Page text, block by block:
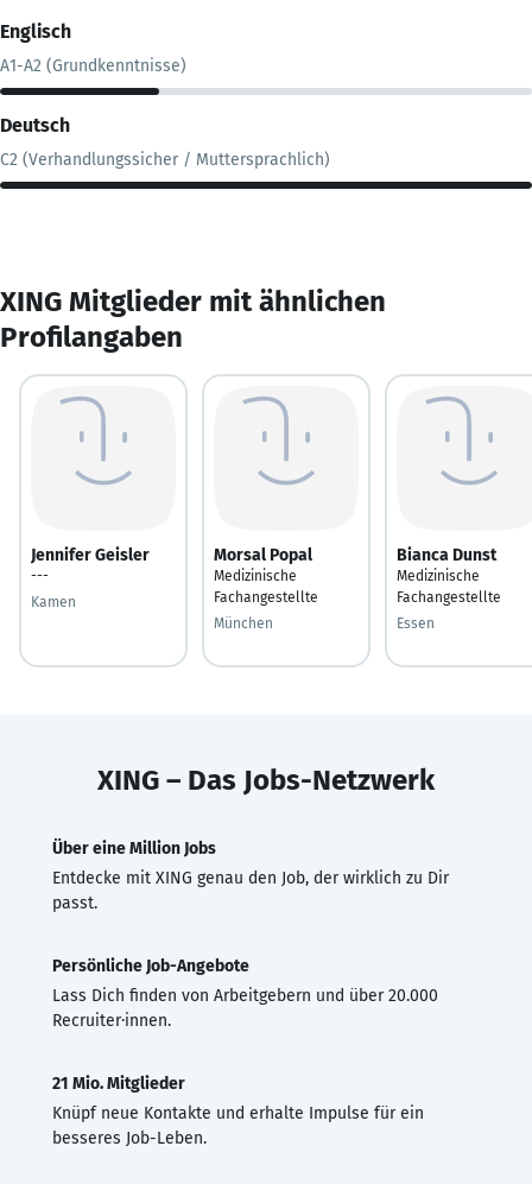
Englisch
A1-A2 (Grundkenntnisse)
Deutsch
C2 (Verhandlungssicher / Muttersprachlich)
XING Mitglieder mit ähnlichen
Profilangaben
Jennifer Geisler
---
Kamen
Morsal Popal
Medizinische
Fachangestellte
München
Bianca Dunst
Medizinische
Fachangestellte
Essen
XING – Das Jobs-Netzwerk
Über eine Million Jobs
Entdecke mit XING genau den Job, der wirklich zu Dir
passt.
Persönliche Job-Angebote
Lass Dich finden von Arbeitgebern und über 20.000
Recruiter·innen.
21 Mio. Mitglieder
Knüpf neue Kontakte und erhalte Impulse für ein
besseres Job-Leben.